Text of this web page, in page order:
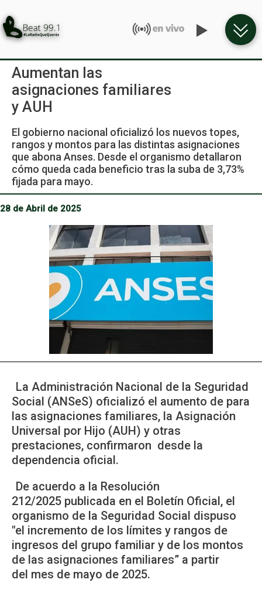
Aumentan las
asignaciones familiares
y AUH
El gobierno nacional oficializó los nuevos topes,
rangos y montos para las distintas asignaciones
que abona Anses. Desde el organismo detallaron
cómo queda cada beneficio tras la suba de 3,73%
fijada para mayo.
28 de Abril de 2025
La Administración Nacional de la Seguridad
Social (ANSeS) oficializó el aumento de para
las asignaciones familiares, la Asignación
Universal por Hijo (AUH) y otras
prestaciones, confirmaron desde la
dependencia oficial.
De acuerdo a la Resolución
212/2025 publicada en el Boletín Oficial, el
organismo de la Seguridad Social dispuso
"el incremento de los límites y rangos de
ingresos del grupo familiar y de los montos
de las asignaciones familiares” a partir
del mes de mayo de 2025.